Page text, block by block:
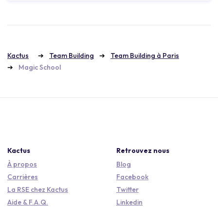
Kactus Team Building
Team Building à Paris
Magic School
Kactus
À propos
Carrières
La RSE chez Kactus
Aide & F.A.Q.
Retrouvez nous
Blog
Facebook
Twitter
Linkedin